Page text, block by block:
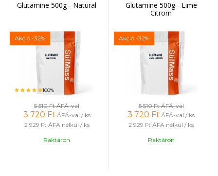
Glutamine 500g - Natural
Akció -32%
100%
5 510 FtÁFÁ-val
3 720 Ft ÁFÁ-val / ks
2 929 Ft ÁFA nélkül / ks
Raktáron
Glutamine 500g - Lime
Citrom
Akció -32%
5 510 FtÁFÁ-val
3 720 Ft ÁFÁ-val / ks
2 929 Ft ÁFA nélkül / ks
Raktáron